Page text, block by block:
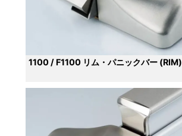
1100 / F1100 リム・パニックバー (RIM)